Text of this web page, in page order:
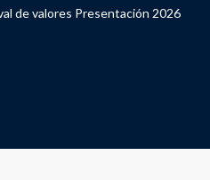
de valores Presentación 2026